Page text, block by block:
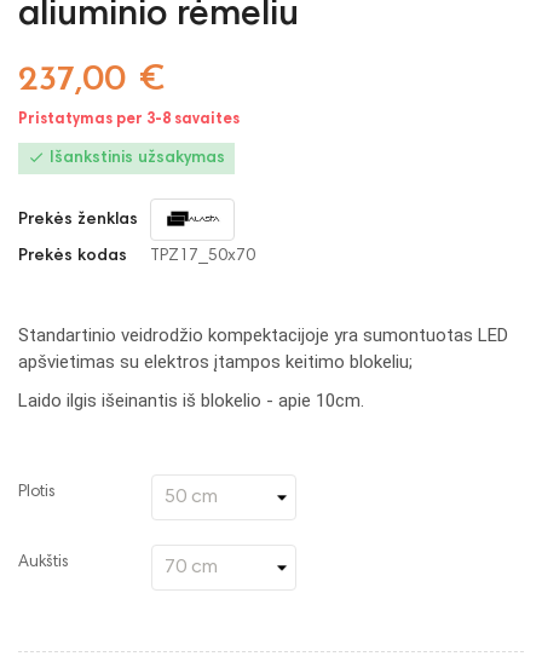
aliuminio rėmeliu
237,00 €
Pristatymas per 3-8 savaites
 Išankstinis užsakymas
Prekės ženklas
Prekės kodas TPZ17_50x70
Standartinio veidrodžio kompektacijoje yra sumontuotas LED
apšvietimas su elektros įtampos keitimo blokeliu;
Laido ilgis išeinantis iš blokelio - apie 10cm.
Plotis
Aukštis